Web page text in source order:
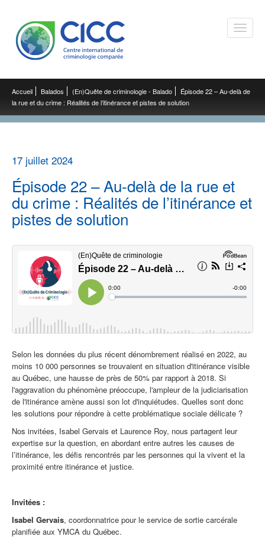
Toggle
Accueil Balados (En)Quête de criminologie - Balado
Épisode 22 – Au-delà de
la rue et du crime : Réalités de l’itinérance et pistes de solution
17 juillet 2024
Épisode 22 – Au-delà de la rue et
du crime : Réalités de l’itinérance et
pistes de solution
Selon les données du plus récent dénombrement réalisé en 2022, au
moins 10 000 personnes se trouvaient en situation d'itinérance visible
au Québec, une hausse de près de 50% par rapport à 2018. Si
l'aggravation du phénomène préoccupe, l'ampleur de la judiciarisation
de l'itinérance amène aussi son lot d'inquiétudes. Quelles sont donc
les solutions pour répondre à cette problématique sociale délicate ?
Nos invitées, Isabel Gervais et Laurence Roy, nous partagent leur
expertise sur la question, en abordant entre autres les causes de
l’itinérance, les défis rencontrés par les personnes qui la vivent et la
proximité entre itinérance et justice.
Invitées :
Isabel Gervais, coordonnatrice pour le service de sortie carcérale
planifiée aux YMCA du Québec.